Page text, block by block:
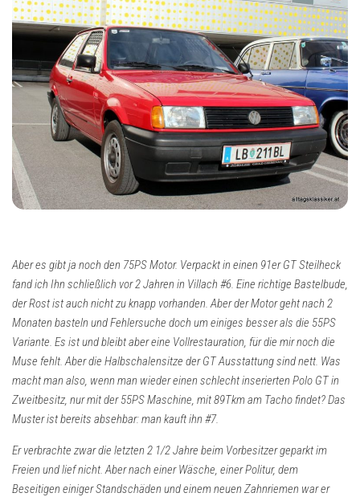
Aber es gibt ja noch den 75PS Motor. Verpackt in einen 91er GT Steilheck
fand ich Ihn schließlich vor 2 Jahren in Villach #6. Eine richtige Bastelbude,
der Rost ist auch nicht zu knapp vorhanden. Aber der Motor geht nach 2
Monaten basteln und Fehlersuche doch um einiges besser als die 55PS
Variante. Es ist und bleibt aber eine Vollrestauration, für die mir noch die
Muse fehlt. Aber die Halbschalensitze der GT Ausstattung sind nett. Was
macht man also, wenn man wieder einen schlecht inserierten Polo GT in
Zweitbesitz, nur mit der 55PS Maschine, mit 89Tkm am Tacho findet? Das
Muster ist bereits absehbar: man kauft ihn #7.
Er verbrachte zwar die letzten 2 1/2 Jahre beim Vorbesitzer geparkt im
Freien und lief nicht. Aber nach einer Wäsche, einer Politur, dem
Beseitigen einiger Standschäden und einem neuen Zahnriemen war er